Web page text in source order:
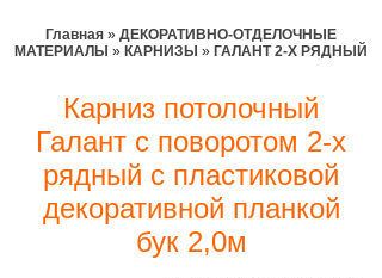
Главная » ДЕКОРАТИВНО-ОТДЕЛОЧНЫЕ
МАТЕРИАЛЫ » КАРНИЗЫ » ГАЛАНТ 2-Х РЯДНЫЙ
Карниз потолочный
Галант с поворотом 2-х
рядный с пластиковой
декоративной планкой
бук 2,0м